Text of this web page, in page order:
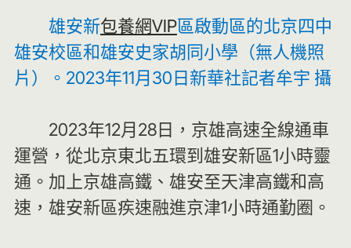
雄安新包養網VIP區啟動區的北京四中
雄安校區和雄安史家胡同小學（無人機照
片）。2023年11月30日新華社記者牟宇 攝
2023年12月28日，京雄高速全線通車
運營，從北京東北五環到雄安新區1小時靈
通。加上京雄高鐵、雄安至天津高鐵和高
速，雄安新區疾速融進京津1小時通勤圈。